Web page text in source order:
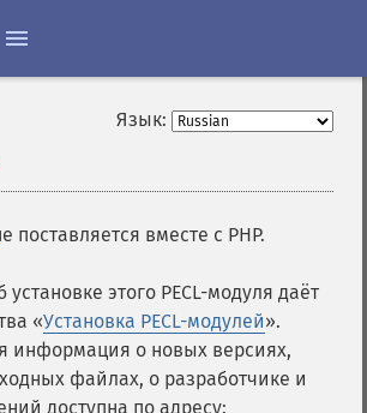
Язык:
поставляется вместе с PHP.
этого PECL-модуля даёт
«Установка PECL-модулей».
информация о новых версиях,
файлах, о разработчике и
доступна по адресу: